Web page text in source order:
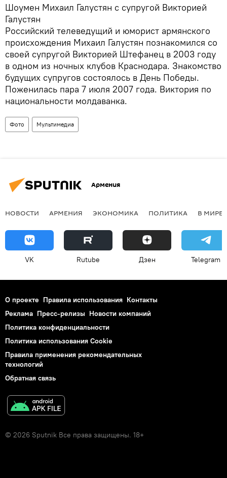
Шоумен Михаил Галустян с супругой Викторией
Галустян
Российский телеведущий и юморист армянского
происхождения Михаил Галустян познакомился со
своей супругой Викторией Штефанец в 2003 году
в одном из ночных клубов Краснодара. Знакомство
будущих супругов состоялось в День Победы.
Поженилась пара 7 июля 2007 года. Виктория по
национальности молдаванка.
Фото Мультимедиа
Армения
НОВОСТИ АРМЕНИЯ ЭКОНОМИКА ПОЛИТИКА В МИРЕ
VK Rutube Дзен Telegram
О проекте Правила использования Контакты
Реклама Пресс-релизы Новости компаний
Политика конфиденциальности
Политика использования Cookie
Правила применения рекомендательных
технологий
Обратная связь
© 2026 Sputnik Все права защищены. 18+